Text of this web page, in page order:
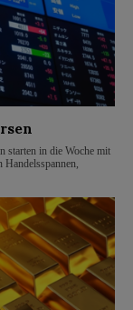
starten in die Woche mit